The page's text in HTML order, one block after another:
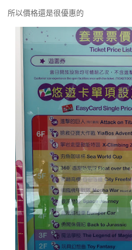
所以價格還是很優惠的